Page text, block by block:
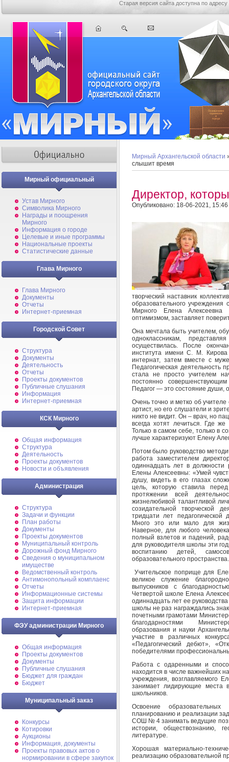
Старая версия сайта доступна по адресу
Мирный официальный
Устав Мирного
Символика Мирного
Награды и поощрения
Мирного
Информация о городе
Целевые и иные программы
Национальные проекты
Статистические данные
Глава Мирного
Глава Мирного
Документы
Отчеты
Интернет-приемная
Городской Совет
Структура
Документы
Деятельность
Отчеты
Проекты документов
Публичные слушания
Информация
Интернет-приемная
КСК Мирного
Общая информация
Структура
Деятельность
Проекты документов
Новости и объявления
Администрация
Структура
Задачи и функции
План работы
Документы
Проекты документов
Муниципальный контроль
Дорожный фонд Мирного
Cведения о муниципальном
имуществе
Ведомственный контроль
Антимонопольный комплаенс
Отчеты
Информационные системы
Защита информации
Интернет-приемная
ФЭУ администрации Мирного
Общая информация
Проекты документов
Документы
Публичные слушания
Бюджет для граждан
Бюджет
Муниципальный заказ
Конкурсы
Котировки
Аукционы
Информация, документы
Проекты правовых актов о
нормировании в сфере закупок
Мирный Архангельской области
слышит время
Директор,
Опубликовано: 18-06-2021, 15:46
творческий наставник
образовательного
Мирного Елена
оптимизмом, заставляет
Она мечтала быть учителем,
одноклассникам,
осуществилась. После
института имени С. М. Кирова
интернат, затем вместе с
Педагогическая
стала не просто учителем
постоянно
Педагог — это состояние души,
Очень точно и метко об
артист, но его слушатели и
никто не видит. Он – врач, но
всегда хотят лечиться. Где
Только в самом себе, только в
лучше характеризуют Елену
Потом было руководство
работа заместителем
одиннадцать лет в должности
Елены Алексеевны: «Умей
душу, видеть в его глазах
цель, которую ставила
протяжении всей
жизнелюбивой талантливой
созидательной творческой
тридцати лет
Много это или мало для
Наверное, для любого
полный взлетов и падений,
для руководителя школы эти
воспитанию детей,
образовательного пространства.
Учительское поприще для
великое служение
выпускников с
Четвертой школе Елена
одиннадцать лет ее
школы не раз награждались
почетными грамотами
благодарностями
образования и науки
участие в различных
«Педагогический дебют»,
победителями
Работа с одаренными и
находится в числе важнейших
учреждения,
занимает лидирующие места
школьников.
Освоение
планированию и реализации
СОШ № 4 занимать ведущие
истории, обществознанию,
литературе.
Хорошая материально-
реализацию образовательной